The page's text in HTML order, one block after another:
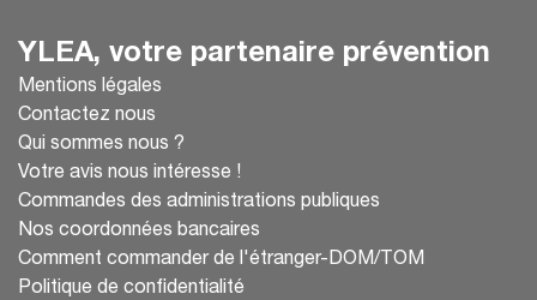
YLEA, votre partenaire prévention
Mentions légales
Contactez nous
Qui sommes nous ?
Votre avis nous intéresse !
Commandes des administrations publiques
Nos coordonnées bancaires
Comment commander de l'étranger-DOM/TOM
Politique de confidentialité